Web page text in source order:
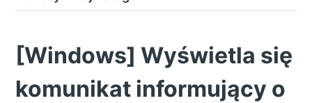
[Windows] Wyświetla się
komunikat informujący o